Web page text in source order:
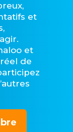
et
et
de